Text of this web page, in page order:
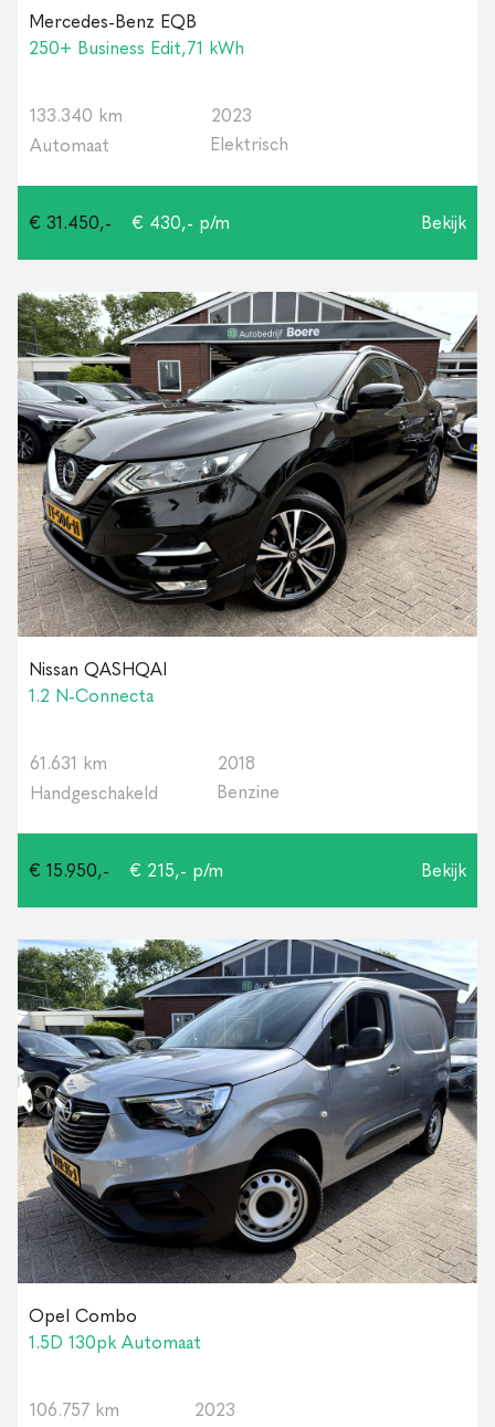
Mercedes-Benz EQB
250+ Business Edit,71 kWh
133.340 km
2023
Automaat
Elektrisch
€ 31.450,- € 430,- p/m Bekijk
Nissan QASHQAI
1.2 N-Connecta
61.631 km
2018
Handgeschakeld
Benzine
€ 15.950,- € 215,- p/m Bekijk
Opel Combo
1.5D 130pk Automaat
106.757 km
2023